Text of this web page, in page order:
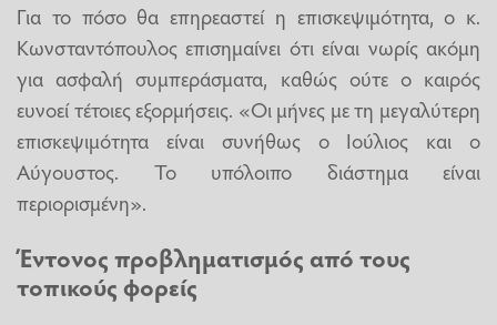
Για το πόσο θα επηρεαστεί η επισκεψιμότητα, ο κ.
Κωνσταντόπουλος επισημαίνει ότι είναι νωρίς ακόμη
για ασφαλή συμπεράσματα, καθώς ούτε ο καιρός
ευνοεί τέτοιες εξορμήσεις. «Οι μήνες με τη μεγαλύτερη
επισκεψιμότητα είναι συνήθως ο Ιούλιος και ο
Αύγουστος. Το υπόλοιπο διάστημα είναι
περιορισμένη».
Έντονος προβληματισμός από τους
τοπικούς φορείς